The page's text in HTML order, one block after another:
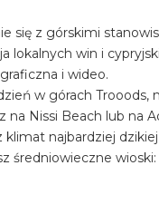
się z górskimi
lokalnych win i
i wideo.
w górach Trooods,
na Nissi Beach lub na
klimat najbardziej
średniowieczne